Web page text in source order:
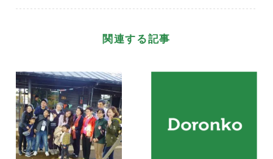
関連する記事